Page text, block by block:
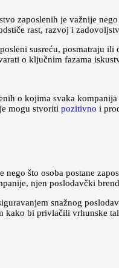
zaposlenih je važnije
rast, razvoj i
susreću, posmatraju
o ključnim fazama
o kojima svaka
mogu stvoriti pozitivno i
nego što osoba postane
njen poslodavčki
snažnog
kako bi privlačili vrhunske